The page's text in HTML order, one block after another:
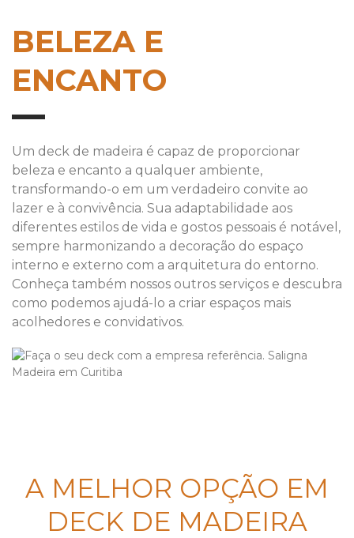
BELEZA E
ENCANTO
Um deck de madeira é capaz de proporcionar
beleza e encanto a qualquer ambiente,
transformando-o em um verdadeiro convite ao
lazer e à convivência. Sua adaptabilidade aos
diferentes estilos de vida e gostos pessoais é notável,
sempre harmonizando a decoração do espaço
interno e externo com a arquitetura do entorno.
Conheça também nossos outros serviços e descubra
como podemos ajudá-lo a criar espaços mais
acolhedores e convidativos.
A MELHOR OPÇÃO EM
DECK DE MADEIRA